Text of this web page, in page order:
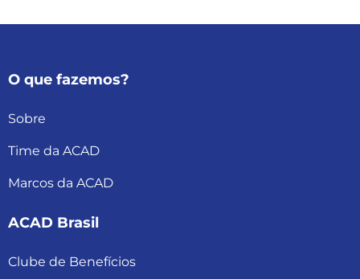
O que fazemos?
Sobre
Time da ACAD
Marcos da ACAD
ACAD Brasil
Clube de Benefícios